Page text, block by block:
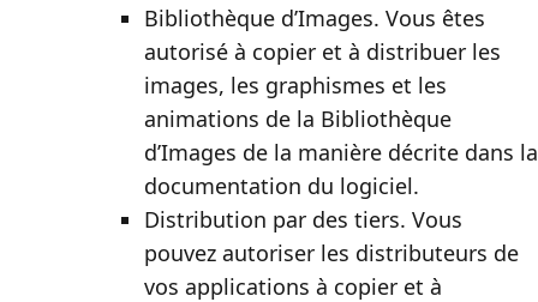
Bibliothèque d’Images. Vous êtes
autorisé à copier et à distribuer les
images, les graphismes et les
animations de la Bibliothèque
d’Images de la manière décrite dans la
documentation du logiciel.
Distribution par des tiers. Vous
pouvez autoriser les distributeurs de
vos applications à copier et à